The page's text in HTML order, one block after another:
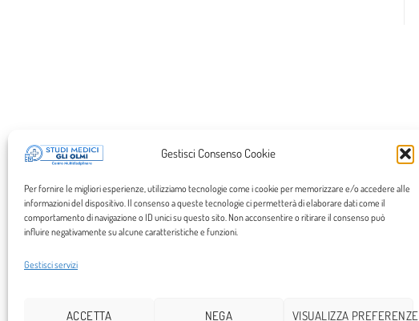
Gestisci Consenso Cookie
Per fornire le migliori esperienze, utilizziamo tecnologie come i cookie per memorizzare e/o accedere alle
informazioni del dispositivo. Il consenso a queste tecnologie ci permetterà di elaborare dati come il
comportamento di navigazione o ID unici su questo sito. Non acconsentire o ritirare il consenso può
influire negativamente su alcune caratteristiche e funzioni.
Gestisci servizi
ACCETTA NEGA VISUALIZZA PREFERENZE